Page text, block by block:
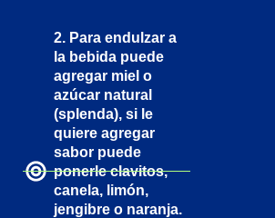
2. Para endulzar a
la bebida puede
agregar miel o
azúcar natural
(splenda), si le
quiere agregar
sabor puede
ponerle clavitos,
canela, limón,
jengibre o naranja.